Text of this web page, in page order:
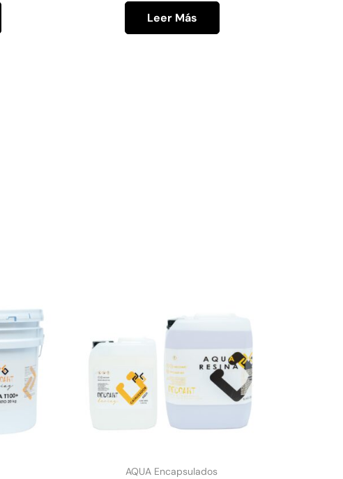
Leer Más
AQUA Encapsulados